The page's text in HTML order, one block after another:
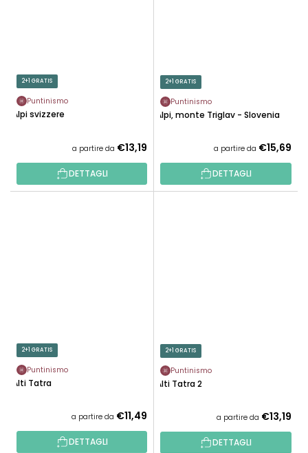
2+1 GRATIS
Puntinismo
Alpi svizzere
a partire da €13,19
DETTAGLI
2+1 GRATIS
Puntinismo
Alpi, monte Triglav - Slovenia
a partire da €15,69
DETTAGLI
2+1 GRATIS
Puntinismo
Alti Tatra
a partire da €11,49
DETTAGLI
2+1 GRATIS
Puntinismo
Alti Tatra 2
a partire da €13,19
DETTAGLI